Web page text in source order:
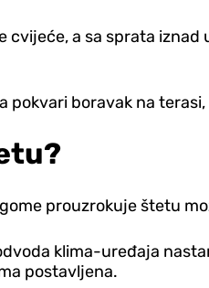
a sa sprata
pokvari boravak na
prouzrokuje štetu
klima-uređaja
postavljena.